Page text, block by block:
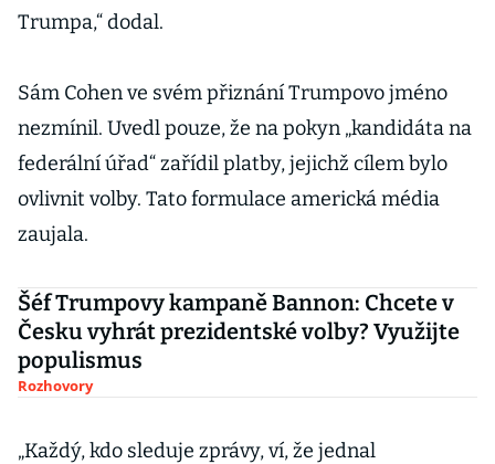
Trumpa,“dodal.
Sám Cohen ve svém přiznání Trumpovo jméno
nezmínil. Uvedl pouze, že na pokyn „kandidáta na
federální úřad“zařídil platby, jejichž cílem bylo
ovlivnit volby. Tato formulace americká média
zaujala.
Šéf Trumpovy kampaně Bannon: Chcete v
Česku vyhrát prezidentské volby? Využijte
populismus
Rozhovory
„Každý, kdo sleduje zprávy, ví, že jednal